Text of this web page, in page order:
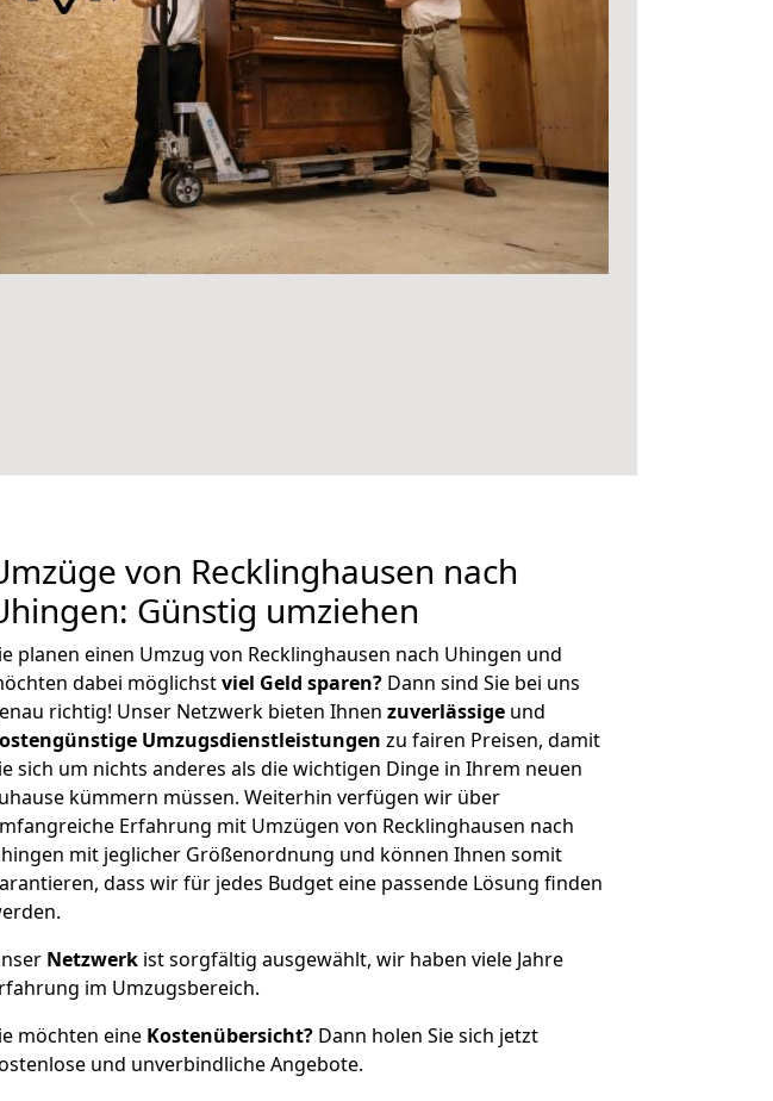
von Recklinghausen nach
Günstig umziehen
planen einen Umzug von Recklinghausen nach Uhingen und
dabei möglichstviel Geld sparen? Dann sind Sie bei uns
richtig! Unser Netzwerk bieten Ihnen zuverlässige und
Umzugsdienstleistungen zu fairen Preisen, damit
sich um nichts anderes als die wichtigen Dinge in Ihrem neuen
kümmern müssen. Weiterhin verfügen wir über
Erfahrung mit Umzügen von Recklinghausen nach
mit jeglicher Größenordnung und können Ihnen somit
dass wir für jedes Budget eine passende Lösung finden
Netzwerk ist sorgfältig ausgewählt, wir haben viele Jahre
im Umzugsbereich.
möchten eine Kostenübersicht? Dann holen Sie sich jetzt
und unverbindliche Angebote.